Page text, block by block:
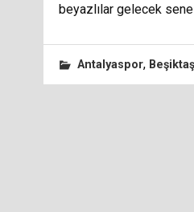
beyazlılar gelecek
Antalyaspor, Beşiktaş